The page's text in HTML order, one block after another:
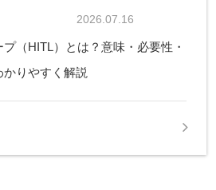
（HITL）とは？意味・必要性・
かりやすく解説
2026.07.16